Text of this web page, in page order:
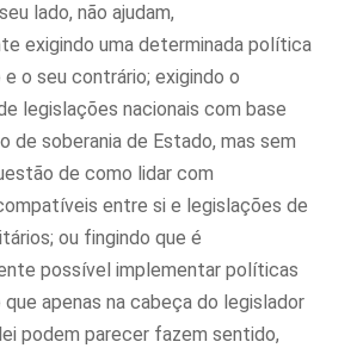
lado, não ajudam,
exigindo uma determinada política
o seu contrário; exigindo o
legislações nacionais com base
de soberania de Estado, mas sem
de como lidar com
entre si e legislações de
ou fingindo que é
possível implementar políticas
apenas na cabeça do legislador
podem parecer fazem sentido,